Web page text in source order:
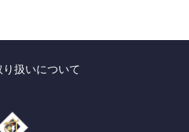
扱いについて